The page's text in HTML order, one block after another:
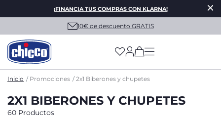
¡FINANCIA TUS COMPRAS CON KLARNA!
10€ de descuento GRATIS
(has more options
Inicio Promociones 2x1 Biberones y chupetes
2X1 BIBERONES Y CHUPETES
60 Productos